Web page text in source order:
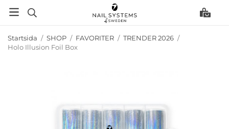
Startsida / SHOP / FAVORITER / TRENDER 2026 /
Holo Illusion Foil Box